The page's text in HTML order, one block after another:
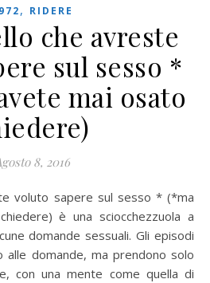
, RIDERE
che avreste
sul sesso *
mai osato
8, 2016
è una sciocchezzuola a
domande sessuali. Gli episodi
alle domande, ma prendono solo
con una mente come quella di